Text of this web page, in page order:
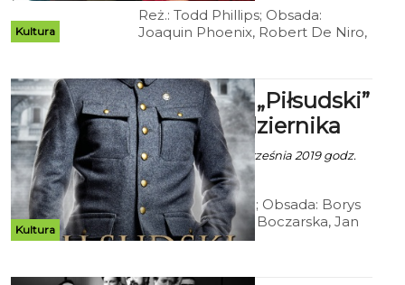
Kultura
Reż.: Todd Phillips; Obsada:
Joaquin Phoenix, Robert De Niro,
122 min
Kultura
Kryterium: „Piłsudski”
- od 4 października
Ala za CK 105 - 18 Września 2019 godz.
11:47
Reż.: Michał Rosa; Obsada: Borys
Szyc, Magdalena Boczarska, Jan
Marczewski, Józej Pawłowski,
historyczny; Polska 2019; 107 min.